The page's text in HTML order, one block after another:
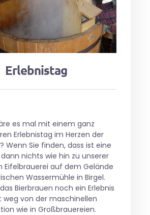
Erlebnistag
es mal mit einem ganz
Erlebnistag im Herzen der
Wenn Sie finden, dass ist eine
nichts wie hin zu unserer
Eifelbrauerei auf dem Gelände
Wassermühle in Birgel.
Bierbrauen noch ein Erlebnis
weg von der maschinellen
wie in Großbrauereien.